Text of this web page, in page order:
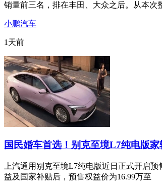
销量前三名，排在丰田、大众之后。从本次
小鹏汽车
1天前
国民婚车首选！别克至境L7纯电版
上汽通用别克至境L7纯电版近日正式开启
益及国家补贴后，预售权益价为16.99万至